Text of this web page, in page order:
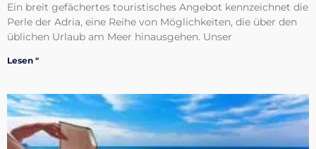
Ein breit gefächertes touristisches Angebot kennzeichnet die
Perle der Adria, eine Reihe von Möglichkeiten, die über den
üblichen Urlaub am Meer hinausgehen. Unser
Lesen "